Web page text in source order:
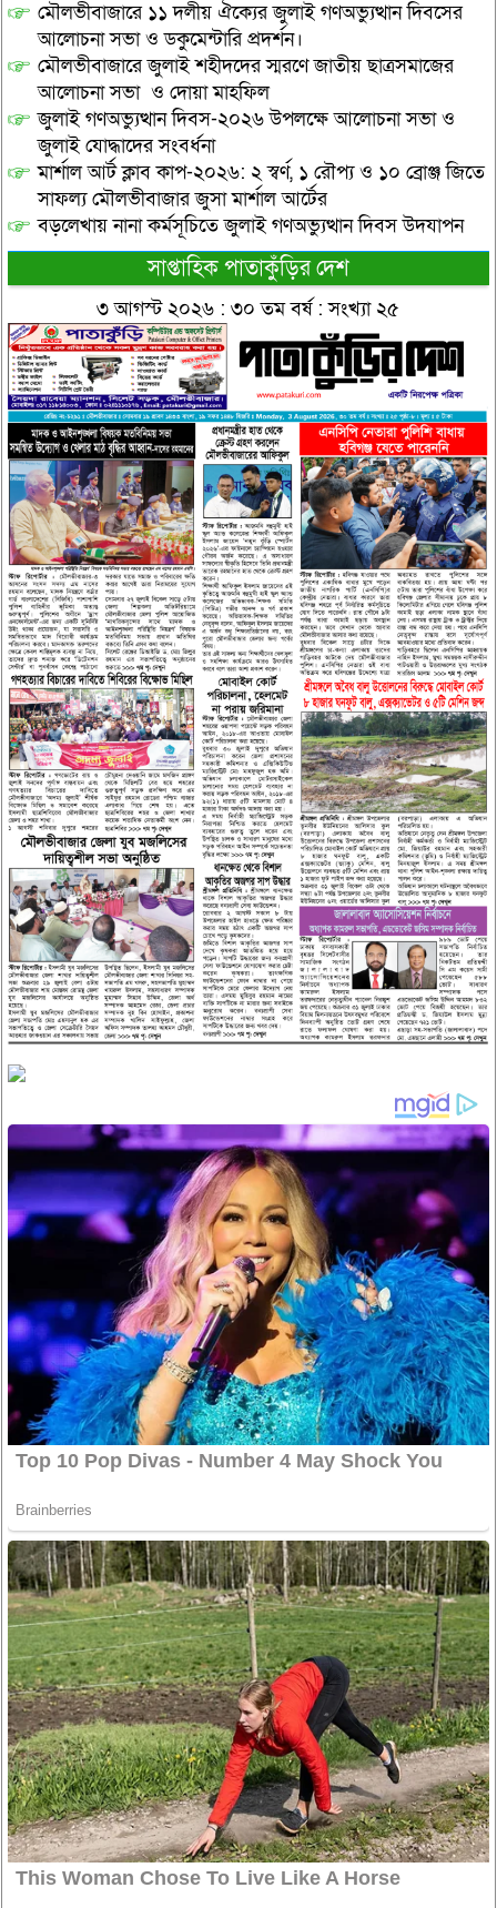
মৌলভীবাজারে ১১ দলীয় ঐক্যের জুলাই গণঅভ্যুত্থান দিবসের
আলোচনা সভা ও ডকুমেন্টারি প্রদর্শন।
মৌলভীবাজারে জুলাই শহীদদের স্মরণে জাতীয় ছাত্রসমাজের
আলোচনা সভা ও দোয়া মাহফিল
জুলাই গণঅভ্যুত্থান দিবস-২০২৬ উপলক্ষে আলোচনা সভা ও
জুলাই যোদ্ধাদের সংবর্ধনা
মার্শাল আর্ট ক্লাব কাপ-২০২৬: ২ স্বর্ণ, ১ রৌপ্য ও ১০ ব্রোঞ্জ জিতে
সাফল্য মৌলভীবাজার জুসা মার্শাল আর্টের
বড়লেখায় নানা কর্মসূচিতে জুলাই গণঅভ্যুত্থান দিবস উদযাপন
সাপ্তাহিক পাতাকুঁড়ির দেশ
৩ আগস্ট ২০২৬ : ৩০ তম বর্ষ : সংখ্যা ২৫